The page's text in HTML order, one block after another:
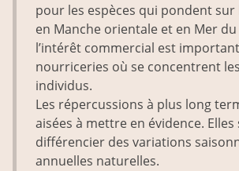
pour les espèces qui pondent
en Manche orientale et en Mer
l’intérêt commercial est
nourriceries où se concentrent
individus.
Les répercussions à plus long
aisées à mettre en évidence.
différencier des variations
annuelles naturelles.